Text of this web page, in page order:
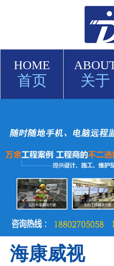
HOME
首页 关于
海康威视